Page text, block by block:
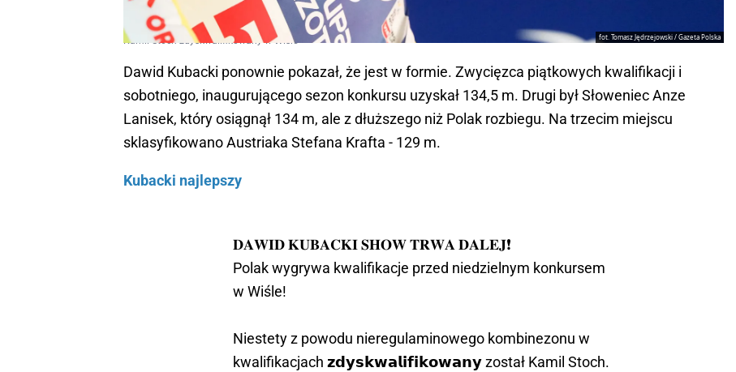
fot. Tomasz Jędrzejowski / Gazeta Polska
Kamil Stoch zdyskwalifikowany w Wiśle
Dawid Kubacki ponownie pokazał, że jest w formie. Zwycięzca piątkowych kwalifikacji i
sobotniego, inaugurującego sezon konkursu uzyskał 134,5 m. Drugi był Słoweniec Anze
Lanisek, który osiągnął 134 m, ale z dłuższego niż Polak rozbiegu. Na trzecim miejscu
sklasyfikowano Austriaka Stefana Krafta - 129 m.
Kubacki najlepszy
𝐃𝐀𝐖𝐈𝐃 𝐊𝐔𝐁𝐀𝐂𝐊𝐈 𝐒𝐇𝐎𝐖 𝐓𝐑𝐖𝐀 𝐃𝐀𝐋𝐄𝐉❗
Polak wygrywa kwalifikacje przed niedzielnym konkursem
w Wiśle!
Niestety z powodu nieregulaminowego kombinezonu w
kwalifikacjach 𝘇𝗱𝘆𝘀𝗸𝘄𝗮𝗹𝗶𝗳𝗶𝗸𝗼𝘄𝗮𝗻𝘆 został Kamil Stoch.